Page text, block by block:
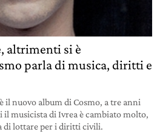
altrimenti si è
parla di musica, diritti e
il nuovo album di Cosmo, a tre anni
musicista di Ivrea è cambiato molto,
di lottare per i diritti civili.